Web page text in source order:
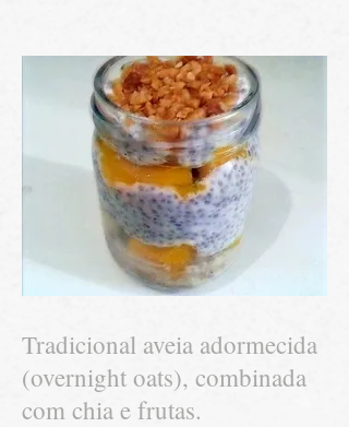
Tradicional aveia adormecida
(overnight oats), combinada
com chia e frutas.